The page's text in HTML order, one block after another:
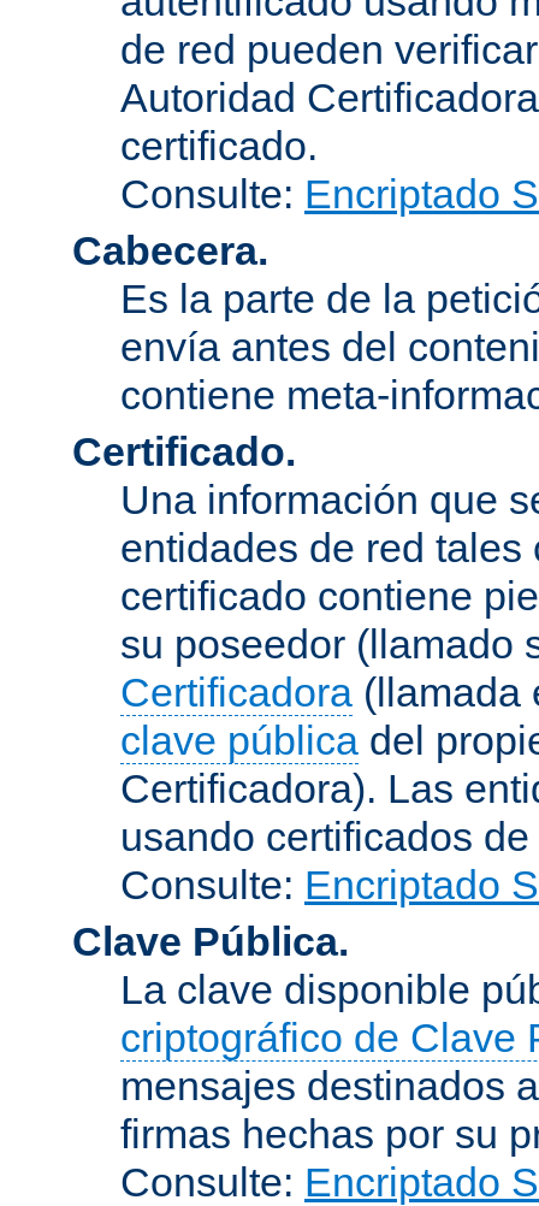
de red pueden
Autoridad
certificado.
Consulte: Encriptado
Cabecera.
Es la parte de la
envía antes del
contiene meta-
Certificado.
Una información que
entidades de red
certificado contiene
su poseedor (llamado
Certificadora (llamada
clave pública del
Certificadora). Las
usando certificados
Consulte: Encriptado
Clave Pública.
La clave disponible
criptográfico de Clave
mensajes destinados
firmas hechas por su
Consulte: Encriptado